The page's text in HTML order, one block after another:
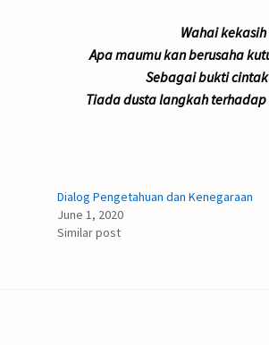
Wahai
Apa maumu kan berusaha
Sebagai bukti
Tiada dusta langkah
Dialog Pengetahuan dan Kenegaraan
June 1, 2020
Similar post